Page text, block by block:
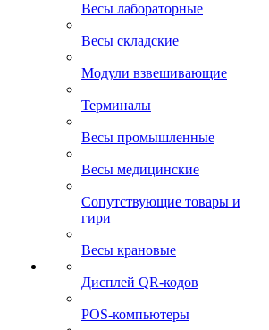
Весы лабораторные
Весы складские
Модули взвешивающие
Терминалы
Весы промышленные
Весы медицинские
Сопутствующие товары и
гири
Весы крановые
Дисплей QR-кодов
POS-компьютеры